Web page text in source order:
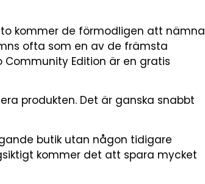
kommer de förmodligen att nämna
ofta som en av de främsta
Edition är en gratis
produkten. Det är ganska snabbt
butik utan någon tidigare
kommer det att spara mycket